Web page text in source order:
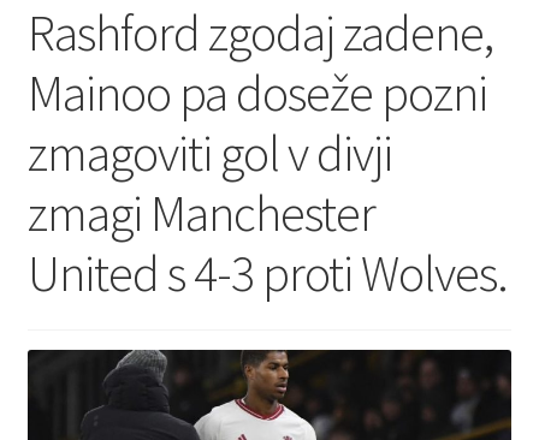
Košarica
Moj račun
Trgovina
Zaključek nakupa
Rashford zgodaj zadene,
Mainoo pa doseže pozni
zmagoviti gol v divji
zmagi Manchester
United s 4-3 proti Wolves.